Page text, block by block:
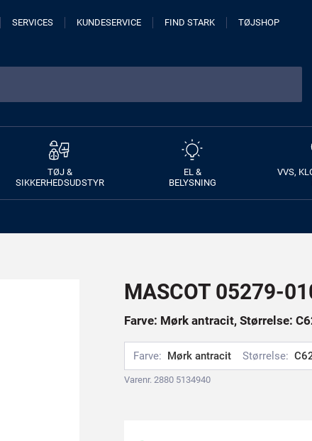
SERVICES KUNDESERVICE FIND STARK TØJSHOP
TØJ &
SIKKERHEDSUDSTYR
EL &
BELYSNING
VVS,
MASCOT 05279-
Farve: Mørk antracit, Størrelse:
Farve: Mørk antracit Størrelse:
Varenr. 2880 5134940